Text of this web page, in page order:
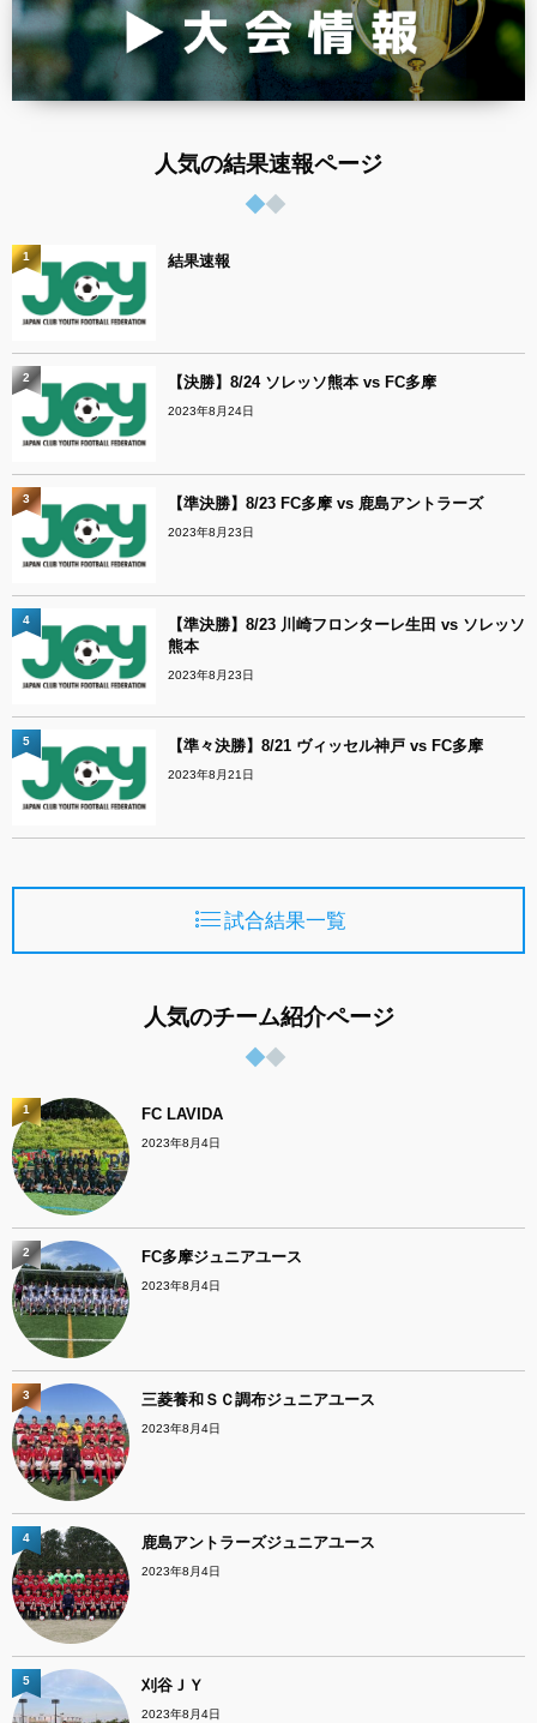
人気の結果速報ページ
結果速報
1
【決勝】8/24 ソレッソ熊本 vs FC多摩
2023年8月24日
2
【準決勝】8/23 FC多摩 vs 鹿島アントラーズ
2023年8月23日
3
【準決勝】8/23 川崎フロンターレ生田 vs ソレッソ
熊本
2023年8月23日
4
【準々決勝】8/21 ヴィッセル神戸 vs FC多摩
2023年8月21日
5
試合結果一覧
人気のチーム紹介ページ
FC LAVIDA
2023年8月4日
1
FC多摩ジュニアユース
2023年8月4日
2
三菱養和ＳＣ調布ジュニアユース
2023年8月4日
3
鹿島アントラーズジュニアユース
2023年8月4日
4
刈谷ＪＹ
2023年8月4日
5